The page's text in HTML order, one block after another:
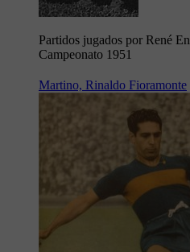
Partidos jugados por René
Campeonato 1951
Martino, Rinaldo Fioramonte